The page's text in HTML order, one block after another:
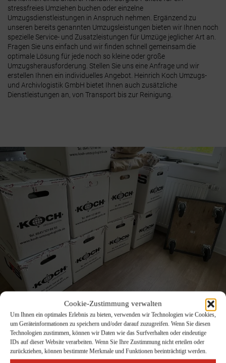
Cookie-Zustimmung verwalten
Um Ihnen ein optimales Erlebnis zu bieten, verwenden wir Technologien wie Cookies,
um Geräteinformationen zu speichern und/oder darauf zuzugreifen. Wenn Sie diesen
Technologien zustimmen, können wir Daten wie das Surfverhalten oder eindeutige
IDs auf dieser Website verarbeiten. Wenn Sie Ihre Zustimmung nicht erteilen oder
zurückziehen, können bestimmte Merkmale und Funktionen beeinträchtigt werden.
stressfreies Umziehen buchen oder einzelne
Umzugsdienstleistungen in Anspruch nehmen. Ergänzend zu
unseren bereits genannten Umzugsleistungen bieten wir Ihnen noch
spezielle Service- und Zusatzleistungen für Umzüge jeglicher Art an.
Fragen Sie uns einfach und wir finden schnell gemeinsam die
optimale Lösung für jede noch so kleine oder große
Umzugsherausforderung. Stellen Sie uns eine Anfrage und wir
erstellen Ihnen ein individuelles Angebot. Heinrich Koch Umzugs-
und Archivlogistik GmbH bietet Ihnen auch zusätzliche
Dienstleistungen an, von Transport bis zur Reinigung.
UMZUG INTERNATIONAL